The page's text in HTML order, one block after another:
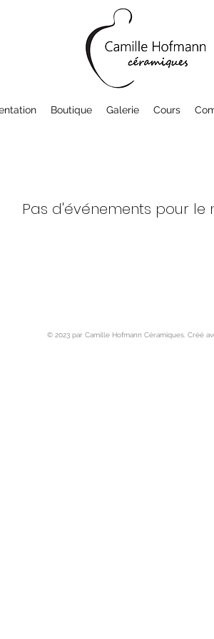
Boutique Galerie Cours
Pas d'événements pour le
© 2023 par Camille Hofmann Céramiques. Créé